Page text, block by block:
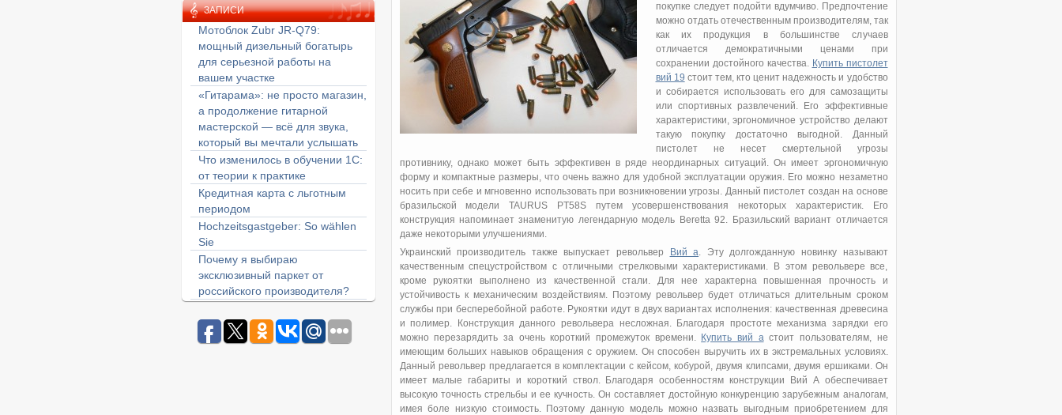
ЗАПИСИ
Мотоблок Zubr JR-Q79:
мощный дизельный богатырь
для серьезной работы на
вашем участке
«Гитарама»: не просто магазин,
а продолжение гитарной
мастерской — всё для звука,
который вы мечтали услышать
Что изменилось в обучении 1С:
от теории к практике
Кредитная карта с льготным
периодом
Hochzeitsgastgeber: So wählen
Sie
Почему я выбираю
эксклюзивный паркет от
российского производителя?
покупке следует подойти вдумчиво. Предпочтение
можно отдать отечественным производителям, так
как их продукция в большинстве случаев
отличается демократичными ценами при
сохранении достойного качества. Купить пистолет
вий 19 стоит тем, кто ценит надежность и удобство
и собирается использовать его для самозащиты
или спортивных развлечений. Его эффективные
характеристики, эргономичное устройство делают
такую покупку достаточно выгодной. Данный
пистолет не несет смертельной угрозы
противнику, однако может быть эффективен в ряде неординарных ситуаций. Он имеет эргономичную
форму и компактные размеры, что очень важно для удобной эксплуатации оружия. Его можно незаметно
носить при себе и мгновенно использовать при возникновении угрозы. Данный пистолет создан на основе
бразильской модели TAURUS PT58S путем усовершенствования некоторых характеристик. Его
конструкция напоминает знаменитую легендарную модель Beretta 92. Бразильский вариант отличается
даже некоторыми улучшениями.
Украинский производитель также выпускает револьвер
Вий а. Эту долгожданную новинку называют
качественным спецустройством с отличными стрелковыми характеристиками. В этом револьвере все,
кроме рукоятки выполнено из качественной стали. Для нее характерна повышенная прочность и
устойчивость к механическим воздействиям. Поэтому револьвер будет отличаться длительным сроком
службы при бесперебойной работе. Рукоятки идут в двух вариантах исполнения: качественная древесина
и полимер. Конструкция данного револьвера несложная. Благодаря простоте механизма зарядки его
можно перезарядить за очень короткий промежуток времени. Купить вий астоит пользователям, не
имеющим больших навыков обращения с оружием. Он способен выручить их в экстремальных условиях.
Данный револьвер предлагается в комплектации с кейсом, кобурой, двумя клипсами, двумя ершиками. Он
имеет малые габариты и короткий ствол. Благодаря особенностям конструкции Вий А обеспечивает
высокую точность стрельбы и ее кучность. Он составляет достойную конкуренцию зарубежным аналогам,
имея боле низкую стоимость. Поэтому данную модель можно назвать выгодным приобретением для